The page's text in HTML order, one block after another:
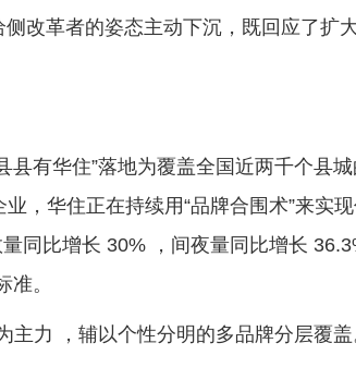
改革者的姿态主动下沉，既回应了扩
有华住”落地为覆盖全国近两千个县
，华住正在持续用“品牌合围术”来实
同比增长 30% ，间夜量同比增长
。
力 ，辅以个性分明的多品牌分层覆